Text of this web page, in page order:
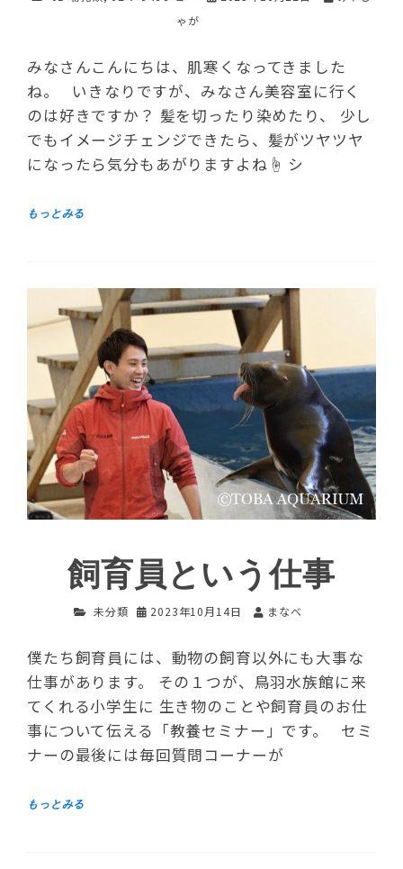
ゃが
みなさんこんにちは、肌寒くなってきました
ね。 いきなりですが、みなさん美容室に行く
のは好きですか？ 髪を切ったり染めたり、 少し
でもイメージチェンジできたら、髪がツヤツヤ
になったら気分もあがりますよね☝ シ
飼育員という仕事
未分類 2023年10月14日 まなべ
僕たち飼育員には、動物の飼育以外にも大事な
仕事があります。 その１つが、鳥羽水族館に来
てくれる小学生に 生き物のことや飼育員のお仕
事について伝える「教養セミナー」です。 セミ
ナーの最後には毎回質問コーナーが